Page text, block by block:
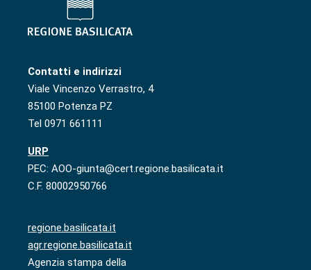
Contatti e indirizzi
Viale Vincenzo Verrastro, 4
85100 Potenza PZ
Tel 0971 661111
URP
PEC: AOO-giunta@cert.regione.basilicata.it
C.F. 80002950766
regione.basilicata.it
agr.regione.basilicata.it
Agenzia stampa della